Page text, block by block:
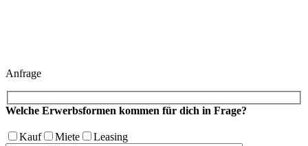
Anfrage
Welche Erwerbsformen kommen für dich in Frage?
Kauf Miete Leasing